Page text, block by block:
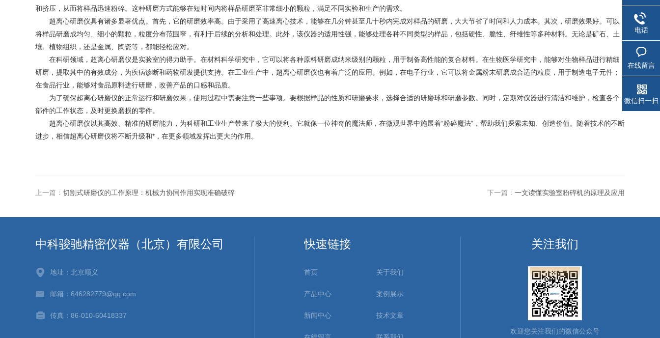
和挤压，从而将样品迅速粉碎。这种研磨方式能够在短时间内将样品研磨至非常细小的颗粒，满足不同实验和生产的需求。
超离心研磨仪具有诸多显著优点。首先，它的研磨效率高。由于采用了高速离心技术，能够在几分钟甚至几十秒内完成对样品的研磨，大大节省了时间和人力成本。其次，研磨效果好。可以
将样品研磨成均匀、细小的颗粒，粒度分布范围窄，有利于后续的分析和处理。此外，该仪器的适用性强，能够处理各种不同类型的样品，包括硬性、脆性、纤维性等多种材料。无论是矿石、土
壤、植物组织，还是金属、陶瓷等，都能轻松应对。
在科研领域，超离心研磨仪是实验室的得力助手。在材料科学研究中，它可以将各种原料研磨成纳米级别的颗粒，用于制备高性能的复合材料。在生物医学研究中，能够对生物样品进行精细
研磨，提取其中的有效成分，为疾病诊断和药物研发提供支持。在工业生产中，超离心研磨仪也有着广泛的应用。例如，在电子行业，它可以将金属粉末研磨成合适的粒度，用于制造电子元件；
在食品行业，能够对食品原料进行研磨，改善产品的口感和品质。
为了确保超离心研磨仪的正常运行和研磨效果，使用过程中需要注意一些事项。要根据样品的性质和研磨要求，选择合适的研磨球和研磨参数。同时，定期对仪器进行清洁和维护，检查各个
部件的工作状态，及时更换磨损的零件。
超离心研磨仪以其高效、精准的研磨能力，为科研和工业生产带来了极大的便利。它就像一位神奇的魔法师，在微观世界中施展着“粉碎魔法”，帮助我们探索未知、创造价值。随着技术的不断
进步，相信超离心研磨仪将不断升级和*，在更多领域发挥出更大的作用。
上一篇： 切割式研磨仪的工作原理：机械力协同作用实现准确破碎 下一篇： 一文读懂实验室粉碎机的原理及应用
中科骏驰精密仪器（北京）有限公司
地址：北京顺义
邮箱：646282779@qq.com
传真：86-010-60418337
快速链接
首页 关于我们
产品中心 案例展示
新闻中心 技术文章
关注我们
欢迎您关注我们的微信公众号
电话
在线留言
微信扫一扫